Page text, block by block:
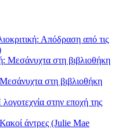
Απόδραση από τις
Μεσάνυχτα στη βιβλιοθήκη
Μεσάνυχτα στη βιβλιοθήκη
στην εποχή της
άντρες (Julie Mae